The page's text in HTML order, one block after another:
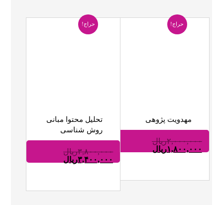
حراج!
مهدویت پژوهی
۲,۰۰۰,۰۰۰ریال
۱,۸۰۰,۰۰۰ریال
حراج!
تحلیل محتوا مبانی
روش شناسی
۳,۸۰۰,۰۰۰ریال
۳,۴۰۰,۰۰۰ریال